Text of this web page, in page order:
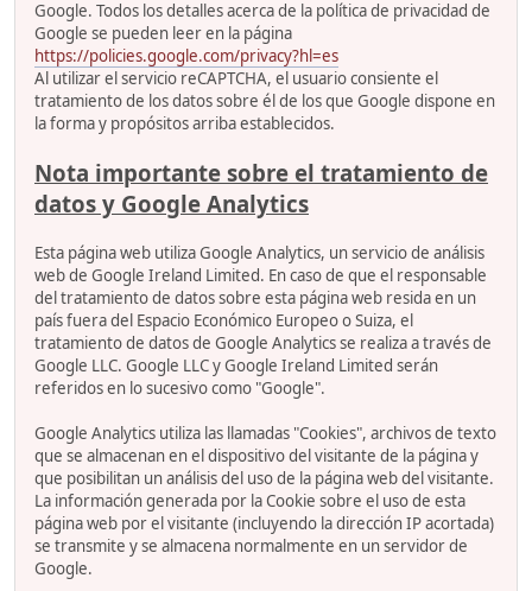
Google. Todos los detalles acerca de la política de privacidad de
Google se pueden leer en la página
https://policies.google.com/privacy?hl=es
Al utilizar el servicio reCAPTCHA, el usuario consiente el
tratamiento de los datos sobre él de los que Google dispone en
la forma y propósitos arriba establecidos.
Nota importante sobre el tratamiento de
datos y Google Analytics
Esta página web utiliza Google Analytics, un servicio de análisis
web de Google Ireland Limited. En caso de que el responsable
del tratamiento de datos sobre esta página web resida en un
país fuera del Espacio Económico Europeo o Suiza, el
tratamiento de datos de Google Analytics se realiza a través de
Google LLC. Google LLC y Google Ireland Limited serán
referidos en lo sucesivo como "Google".
Google Analytics utiliza las llamadas "Cookies", archivos de texto
que se almacenan en el dispositivo del visitante de la página y
que posibilitan un análisis del uso de la página web del visitante.
La información generada por la Cookie sobre el uso de esta
página web por el visitante (incluyendo la dirección IP acortada)
se transmite y se almacena normalmente en un servidor de
Google.